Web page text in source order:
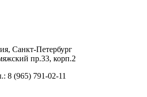
Санкт-Петербург
пр.33, корп.2
8 (965) 791-02-11